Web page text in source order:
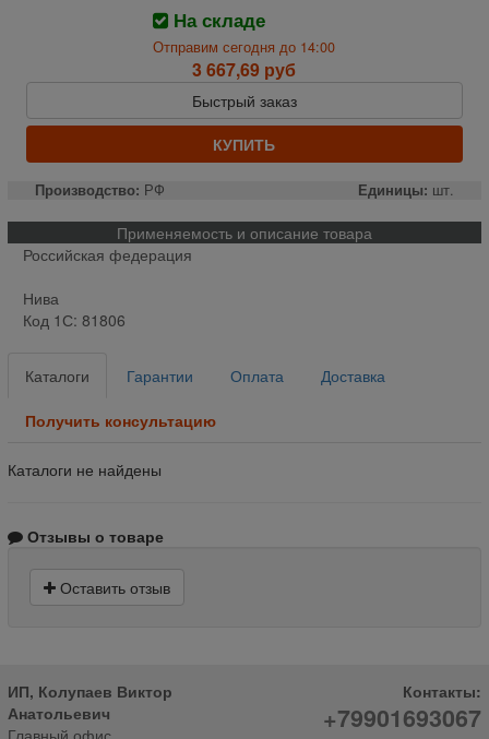
На складе
Отправим сегодня до 14:00
3 667,69 руб
Быстрый заказ
КУПИТЬ
Производство: РФ Единицы: шт.
Применяемость и описание товара
Российская федерация
Нива
Код 1С: 81806
Каталоги Гарантии Оплата Доставка
Получить консультацию
Каталоги не найдены
Отзывы о товаре
Оставить отзыв
ИП, Колупаев Виктор
Анатольевич
Главный офис
Контакты:
+79901693067